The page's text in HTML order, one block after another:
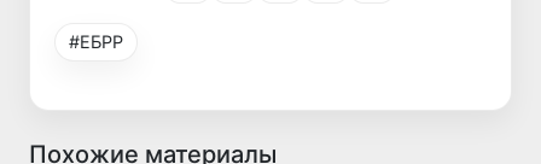
#ЕБРР
Похожие материалы